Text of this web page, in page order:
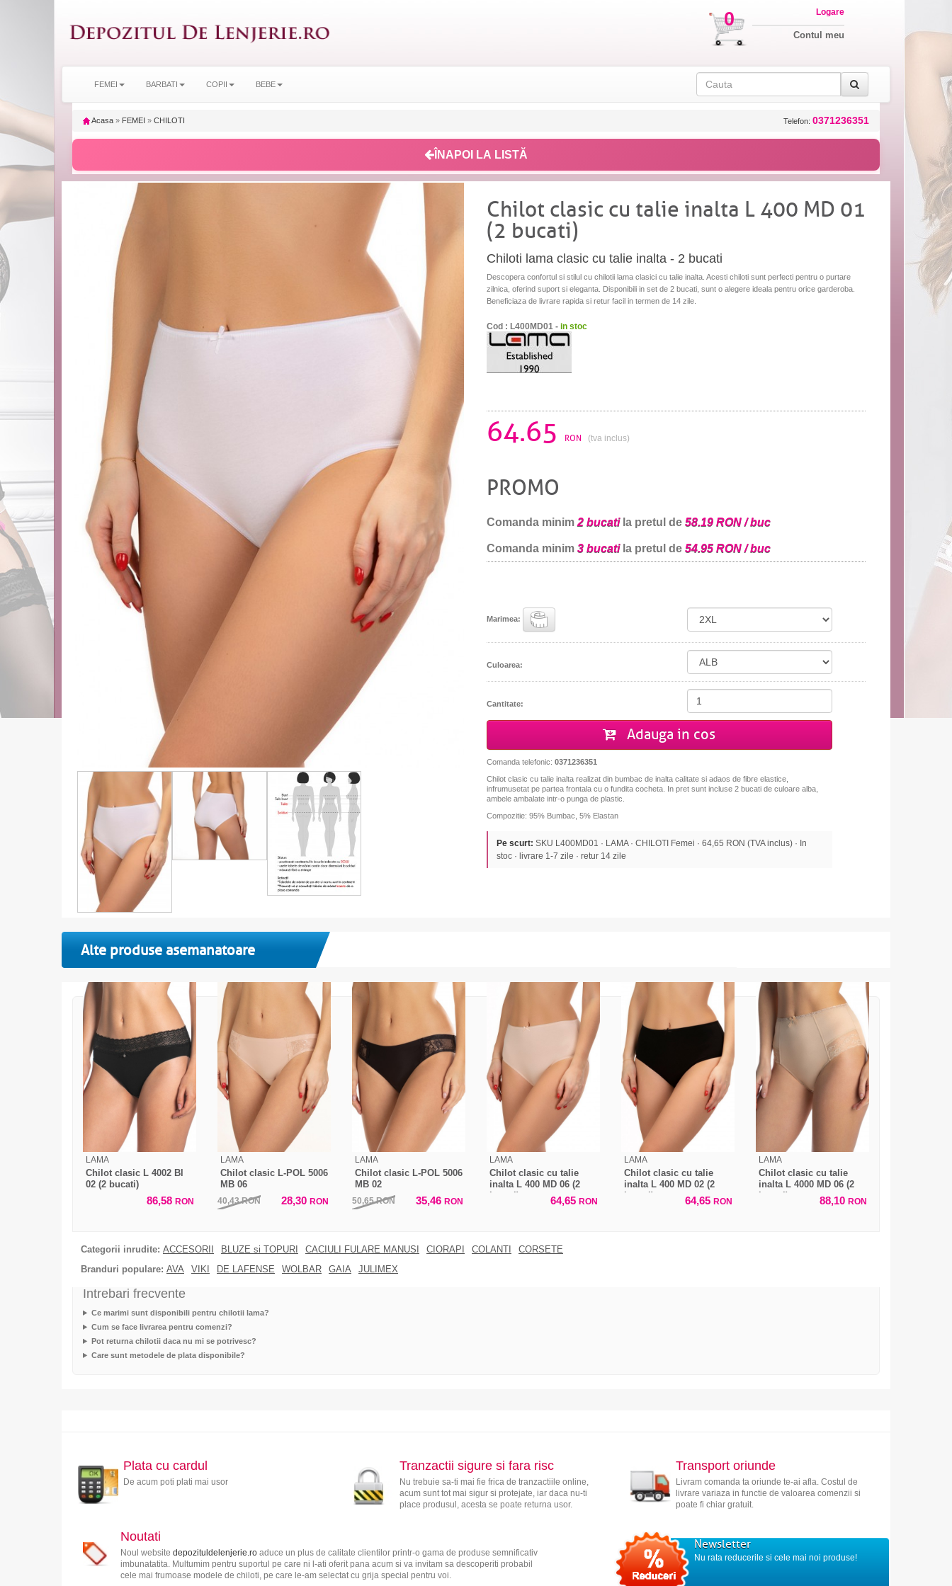
0 Logare
Contul meu
FEMEI BARBATI COPII BEBE
Acasa » FEMEI » CHILOTI Telefon: 0371236351
ÎNAPOI LA LISTĂ
Chilot clasic cu talie inalta L 400 MD 01
(2 bucati)
Chiloti lama clasic cu talie inalta - 2 bucati
Descopera confortul si stilul cu chilotii lama clasici cu talie inalta. Acesti chiloti sunt perfecti pentru o purtare
zilnica, oferind suport si eleganta. Disponibili in set de 2 bucati, sunt o alegere ideala pentru orice garderoba.
Beneficiaza de livrare rapida si retur facil in termen de 14 zile.
Cod : L400MD01 - in stoc
64.65 RON (tva inclus)
PROMO
Comanda minim 2 bucatila pretul de 58.19 RON / buc
Comanda minim 3 bucatila pretul de 54.95 RON / buc
Marimea:
Culoarea:
Cantitate:
Adauga in cos
Comanda telefonic: 0371236351
Chilot clasic cu talie inalta realizat din bumbac de inalta calitate si adaos de fibre elastice,
infrumusetat pe partea frontala cu o fundita cocheta. In pret sunt incluse 2 bucati de culoare alba,
ambele ambalate intr-o punga de plastic.
Compozitie: 95% Bumbac, 5% Elastan
Pe scurt: SKU L400MD01 · LAMA · CHILOTI Femei · 64,65 RON (TVA inclus) · In
stoc · livrare 1-7 zile · retur 14 zile
Alte produse asemanatoare
LAMA
Chilot clasic L 4002 Bl
02 (2 bucati)
86,58 RON
LAMA
Chilot clasic L-POL 5006
MB 06
40,43RON 28,30 RON
LAMA
Chilot clasic L-POL 5006
MB 02
50,65RON 35,46 RON
LAMA
Chilot clasic cu talie
inalta L 400 MD 06 (2
bucati)
64,65 RON
LAMA
Chilot clasic cu talie
inalta L 400 MD 02 (2
bucati)
64,65 RON
LAMA
Chilot clasic cu talie
inalta L 4000 MD 06 (2
bucati)
88,10 RON
Categorii inrudite: ACCESORII BLUZE si TOPURI CACIULI FULARE MANUSI CIORAPI COLANTI
CORSETE
Branduri populare: AVA VIKI DE LAFENSE WOLBAR GAIA JULIMEX
Intrebari frecvente
Ce marimi sunt disponibili pentru chilotii lama?
Cum se face livrarea pentru comenzi?
Pot returna chilotii daca nu mi se potrivesc?
Care sunt metodele de plata disponibile?
Plata cu cardul
De acum poti plati mai usor
Tranzactii sigure si fara risc
Nu trebuie sa-ti mai fie frica de tranzactiile online,
acum sunt tot mai sigur si protejate, iar daca nu-ti
place produsul, acesta se poate returna usor.
Transport oriunde
Livram comanda ta oriunde te-ai afla. Costul de
livrare variaza in functie de valoarea comenzii si
poate fi chiar gratuit.
Noutati
Noul website depozituldelenjerie.roaduce un plus de calitate clientilor printr-o gama de produse semnificativ
imbunatatita. Multumim pentru suportul pe care ni l-ati oferit pana acum si va invitam sa descoperiti probabil
cele mai frumoase modele de chiloti, pe care le-am selectat cu grija special pentru voi.
Newsletter
Nu rata reducerile si cele mai noi produse!